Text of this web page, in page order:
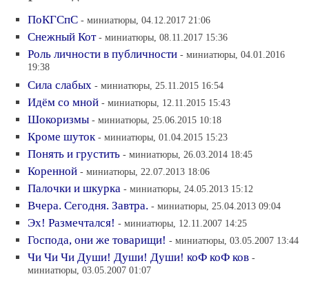
ПоКГСпС - миниатюры, 04.12.2017 21:06
Снежный Кот - миниатюры, 08.11.2017 15:36
Роль личности в публичности - миниатюры, 04.01.2016
19:38
Сила слабых - миниатюры, 25.11.2015 16:54
Идём со мной - миниатюры, 12.11.2015 15:43
Шокоризмы - миниатюры, 25.06.2015 10:18
Кроме шуток - миниатюры, 01.04.2015 15:23
Понять и грустить - миниатюры, 26.03.2014 18:45
Коренной - миниатюры, 22.07.2013 18:06
Палочки и шкурка - миниатюры, 24.05.2013 15:12
Вчера. Сегодня. Завтра. - миниатюры, 25.04.2013 09:04
Эх! Размечтался! - миниатюры, 12.11.2007 14:25
Господа, они же товарищи! - миниатюры, 03.05.2007 13:44
Чи Чи Чи Души! Души! Души! коФ коФ ков -
миниатюры, 03.05.2007 01:07